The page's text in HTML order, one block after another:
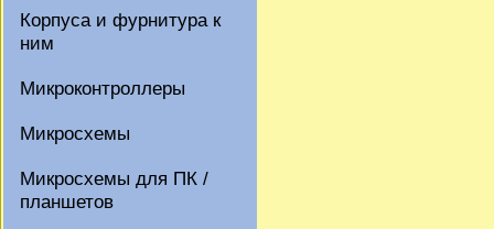
Корпуса и фурнитура к
ним
Микроконтроллеры
Микросхемы
Микросхемы для ПК /
планшетов